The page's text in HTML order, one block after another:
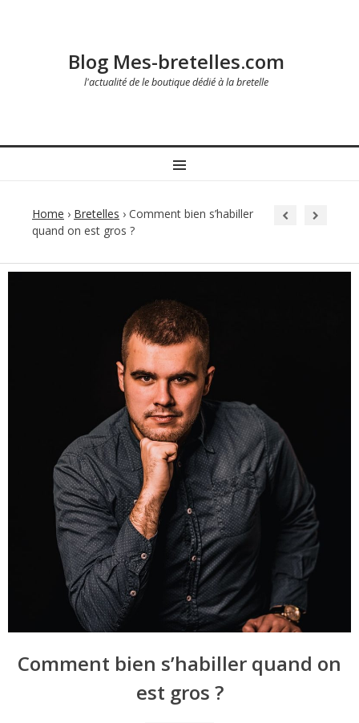
Blog Mes-bretelles.com
l'actualité de le boutique dédié à la bretelle
MENU
Home › Bretelles › Comment bien s’habiller
quand on est gros ?
Comment bien s’habiller quand on
est gros ?